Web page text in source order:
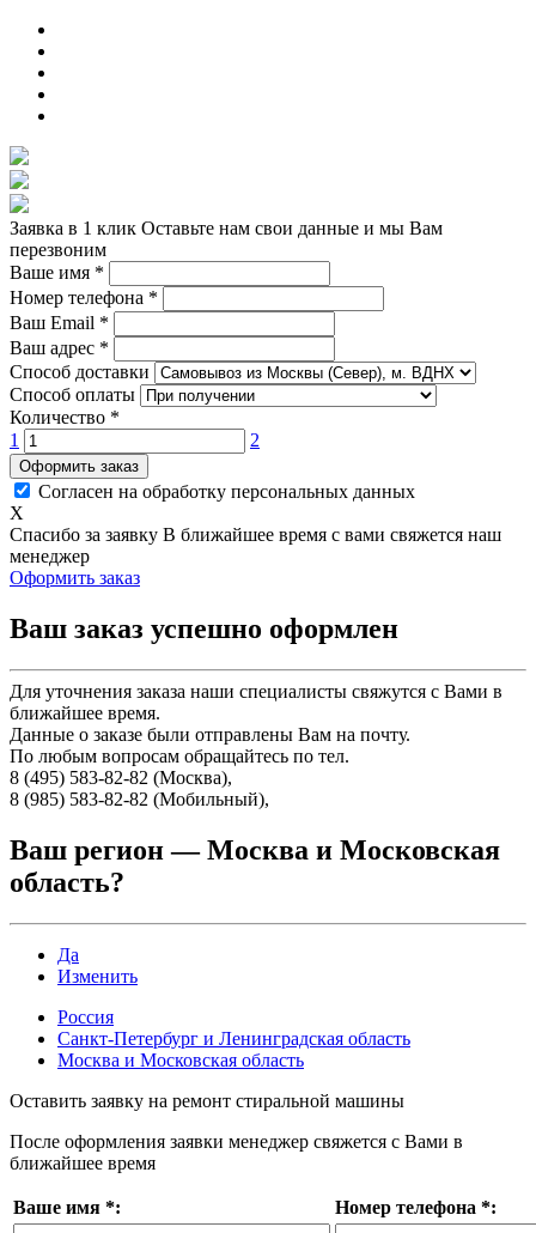
Заявка в 1 клик Оставьте нам свои данные и мы Вам
перезвоним
Ваше имя *
Номер телефона *
Ваш Email *
Ваш адрес *
Способ доставки
Способ оплаты
Количество *
1
2
Оформить заказ
Согласен на обработку персональных данных
X
Спасибо за заявку В ближайшее время с вами свяжется наш
менеджер
Оформить заказ
Ваш заказ успешно оформлен
Для уточнения заказа наши специалисты свяжутся с Вами в
ближайшее время.
Данные о заказе были отправлены Вам на почту.
По любым вопросам обращайтесь по тел.
8 (495) 583-82-82 (Москва),
8 (985) 583-82-82 (Мобильный),
Ваш регион —Москва и Московская
область?
Да
Изменить
Россия
Санкт-Петербург и Ленинградская область
Москва и Московская область
Оставить заявку на ремонт стиральной машины
После оформления заявки менеджер свяжется с Вами в
ближайшее время
Ваше имя *: Номер телефона *: